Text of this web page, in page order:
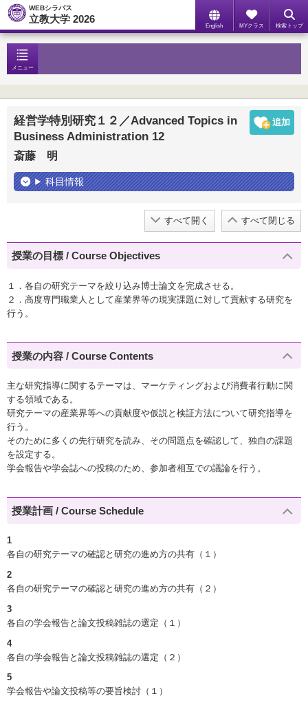
WEBシラバス
立教大学 2026
English MYクラス 検索トップ
メニュー
経営学特別研究１２／Advanced Topics in
Business Administration 12
斎藤 明
科目情報
すべて開く すべて閉じる
授業の目標 / Course Objectives
１．各自の研究テーマを絞り込み博士論文を完成させる。
２．高度専門職業人として産業界等の現実課題に対して貢献する研究を
行う。
授業の内容 / Course Contents
主な研究指導に関するテーマは、マーケティングおよび消費者行動に関
する領域である。
研究テーマの産業界等への貢献度や仮説と検証方法について研究指導を
行う。
そのために多くの先行研究を読み、その問題点を確認して、独自の課題
を設定する。
学会報告や学会誌への投稿のため、参加者相互での議論を行う。
授業計画 / Course Schedule
1
各自の研究テーマの確認と研究の進め方の共有（１）
2
各自の研究テーマの確認と研究の進め方の共有（２）
3
各自の学会報告と論文投稿雑誌の選定（１）
4
各自の学会報告と論文投稿雑誌の選定（２）
5
学会報告や論文投稿等の要旨検討（１）